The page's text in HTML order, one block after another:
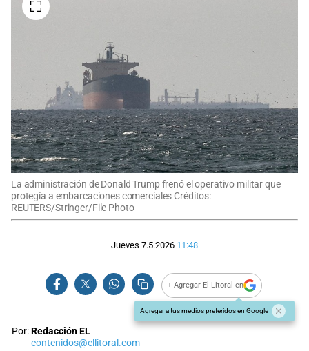
La administración de Donald Trump frenó el operativo militar que
protegía a embarcaciones comerciales Créditos:
REUTERS/Stringer/File Photo
Jueves 7.5.2026 11:48
+ Agregar El Litoral en
Agregar a tus medios preferidos en Google
Por:Redacción EL
contenidos@ellitoral.com